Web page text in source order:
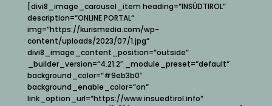
[divi8_image_carousel_item heading=“INSÜDTIROL“
description=“ONLINE PORTAL“
img=“https://kurismedia.com/wp-
content/uploads/2023/07/1.jpg“
divi8_image_content_position=“outside“
_builder_version=“4.21.2″ _module_preset=“default“
background_color=“#9eb3b0″
background_enable_color=“on“
link_option_url=“https://www.insuedtirol.info“